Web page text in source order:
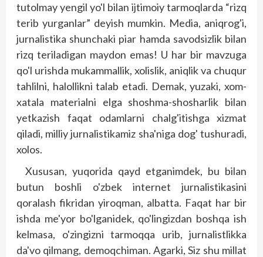
tutolmay yengil yo'l bilan ijtimoiy tarmoqlarda “rizq
terib yurganlar” deyish mumkin. Media, aniqrog'i,
jurnalistika shunchaki piar hamda savodsizlik bilan
rizq teriladigan maydon emas! U har bir mavzuga
qo'l urishda mukammallik, xolislik, aniqlik va chuqur
tahlilni, halollikni talab etadi. Demak, yuzaki, xom-
xatala materialni elga shoshma-shosharlik bilan
yetkazish faqat odamlarni chalg'itishga xizmat
qiladi, milliy jurnalistikamiz sha'niga dog' tushuradi,
xolos.
Xususan, yuqorida qayd etganimdek, bu bilan
butun boshli o'zbek internet jurnalistikasini
qoralash fikridan yiroqman, albatta. Faqat har bir
ishda me'yor bo'lganidek, qo'lingizdan boshqa ish
kelmasa, o'zingizni tarmoqqa urib, jurnalistlikka
da'vo qilmang, demoqchiman. Agarki, Siz shu millat